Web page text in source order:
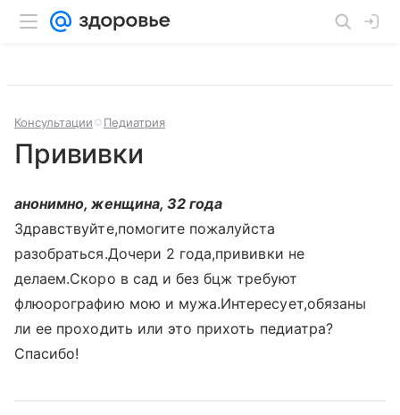
Консультации Педиатрия
Прививки
анонимно, женщина, 32 года
Здравствуйте,помогите пожалуйста
разобраться.Дочери 2 года,прививки не
делаем.Скоро в сад и без бцж требуют
флюорографию мою и мужа.Интересует,обязаны
ли ее проходить или это прихоть педиатра?
Спасибо!